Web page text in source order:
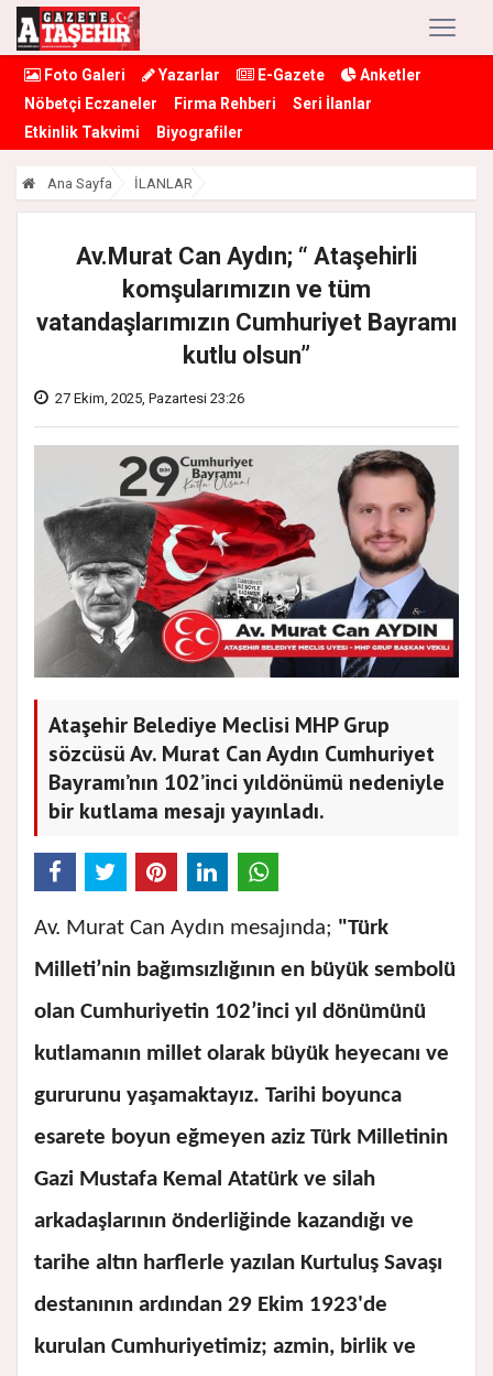
Foto Galeri Yazarlar E-Gazete
Anketler
Nöbetçi Eczaneler
Firma Rehberi
Seri İlanlar
Etkinlik Takvimi
Biyografiler
Ana Sayfa İLANLAR
Av.Murat Can Aydın; “ Ataşehirli
komşularımızın ve tüm
vatandaşlarımızın Cumhuriyet Bayramı
kutlu olsun”
27 Ekim, 2025, Pazartesi 23:26
Ataşehir Belediye Meclisi MHP Grup
sözcüsü Av. Murat Can Aydın Cumhuriyet
Bayramı’nın 102’inci yıldönümü nedeniyle
bir kutlama mesajı yayınladı.
Av. Murat Can Aydın mesajında; "Türk
Milleti’nin bağımsızlığının en büyük sembolü
olan Cumhuriyetin 102’inci yıl dönümünü
kutlamanın millet olarak büyük heyecanı ve
gururunu yaşamaktayız. Tarihi boyunca
esarete boyun eğmeyen aziz Türk Milletinin
Gazi Mustafa Kemal Atatürk ve silah
arkadaşlarının önderliğinde kazandığı ve
tarihe altın harflerle yazılan Kurtuluş Savaşı
destanının ardından 29 Ekim 1923'de
kurulan Cumhuriyetimiz; azmin, birlik ve